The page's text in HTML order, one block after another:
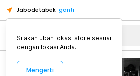
Jabodetabek ganti
Alat Kopi
Silakan ubah lokasi store sesuai
dengan lokasi Anda.
Mengerti